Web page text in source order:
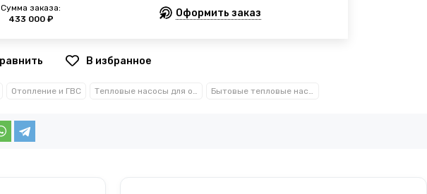
Сумма заказа:
433 000 ₽
Оформить заказ
В избранное
Отопление и ГВС Тепловые насосы для отопления Бытовые тепловые насосы